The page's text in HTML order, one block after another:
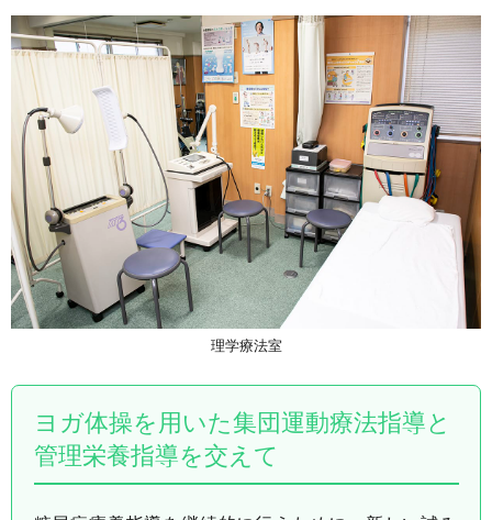
理学療法室
ヨガ体操を用いた集団運動療法指導と
管理栄養指導を交えて